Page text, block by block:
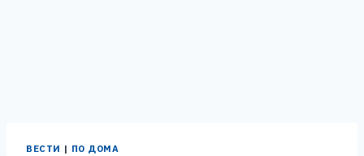
ВЕСТИ | ПО ДОМА